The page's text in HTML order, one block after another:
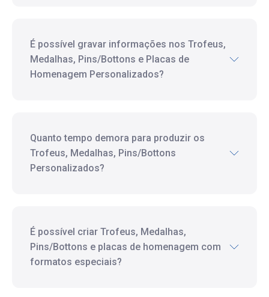
É possível gravar informações nos Trofeus,
Medalhas, Pins/Bottons e Placas de
Homenagem Personalizados?
Quanto tempo demora para produzir os
Trofeus, Medalhas, Pins/Bottons
Personalizados?
É possível criar Trofeus, Medalhas,
Pins/Bottons e placas de homenagem com
formatos especiais?